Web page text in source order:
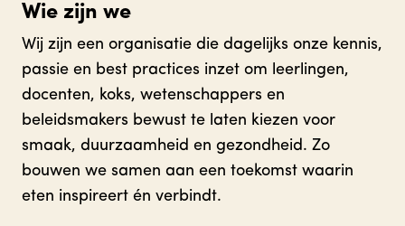
Wie zijn we
Wij zijn een organisatie die dagelijks onze kennis,
passie en best practices inzet om leerlingen,
docenten, koks, wetenschappers en
beleidsmakers bewust te laten kiezen voor
smaak, duurzaamheid en gezondheid. Zo
bouwen we samen aan een toekomst waarin
eten inspireert én verbindt.